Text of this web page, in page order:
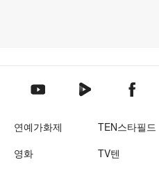
텐아시아 유튜브텐아시아 네이버TV
텐아시
연예가화제 TEN스타필드
영화
TV텐